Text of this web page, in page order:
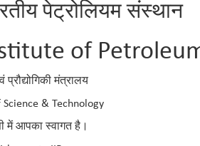
पेट्रोलियम संस्थान
of
प्रौद्योगिकी मंत्रालय
& Technology
में आपका स्वागत है।